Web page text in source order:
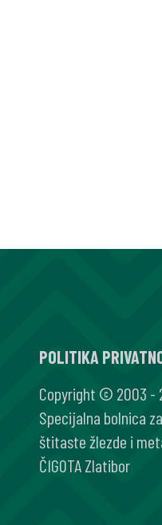
POLITIKA
Copyright © 2003 -
Specijalna bolnica
štitaste žlezde i
ČIGOTA Zlatibor